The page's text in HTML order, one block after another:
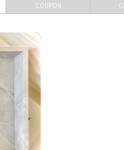
COUPON